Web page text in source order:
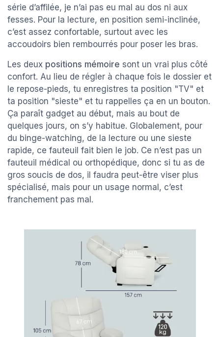
série d’affilée, je n’ai pas eu mal au dos ni aux
fesses. Pour la lecture, en position semi-inclinée,
c’est assez confortable, surtout avec les
accoudoirs bien rembourrés pour poser les bras.
Les deux positions mémoire sont un vrai plus côté
confort. Au lieu de régler à chaque fois le dossier et
le repose-pieds, tu enregistres ta position "TV" et
ta position "sieste" et tu rappelles ça en un bouton.
Ça paraît gadget au début, mais au bout de
quelques jours, on s’y habitue. Globalement, pour
du binge-watching, de la lecture ou une sieste
rapide, ce fauteuil fait bien le job. Ce n’est pas un
fauteuil médical ou orthopédique, donc si tu as de
gros soucis de dos, il faudra peut-être viser plus
spécialisé, mais pour un usage normal, c’est
franchement pas mal.